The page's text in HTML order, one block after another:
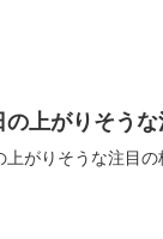
の上がりそう
上がりそうな注目